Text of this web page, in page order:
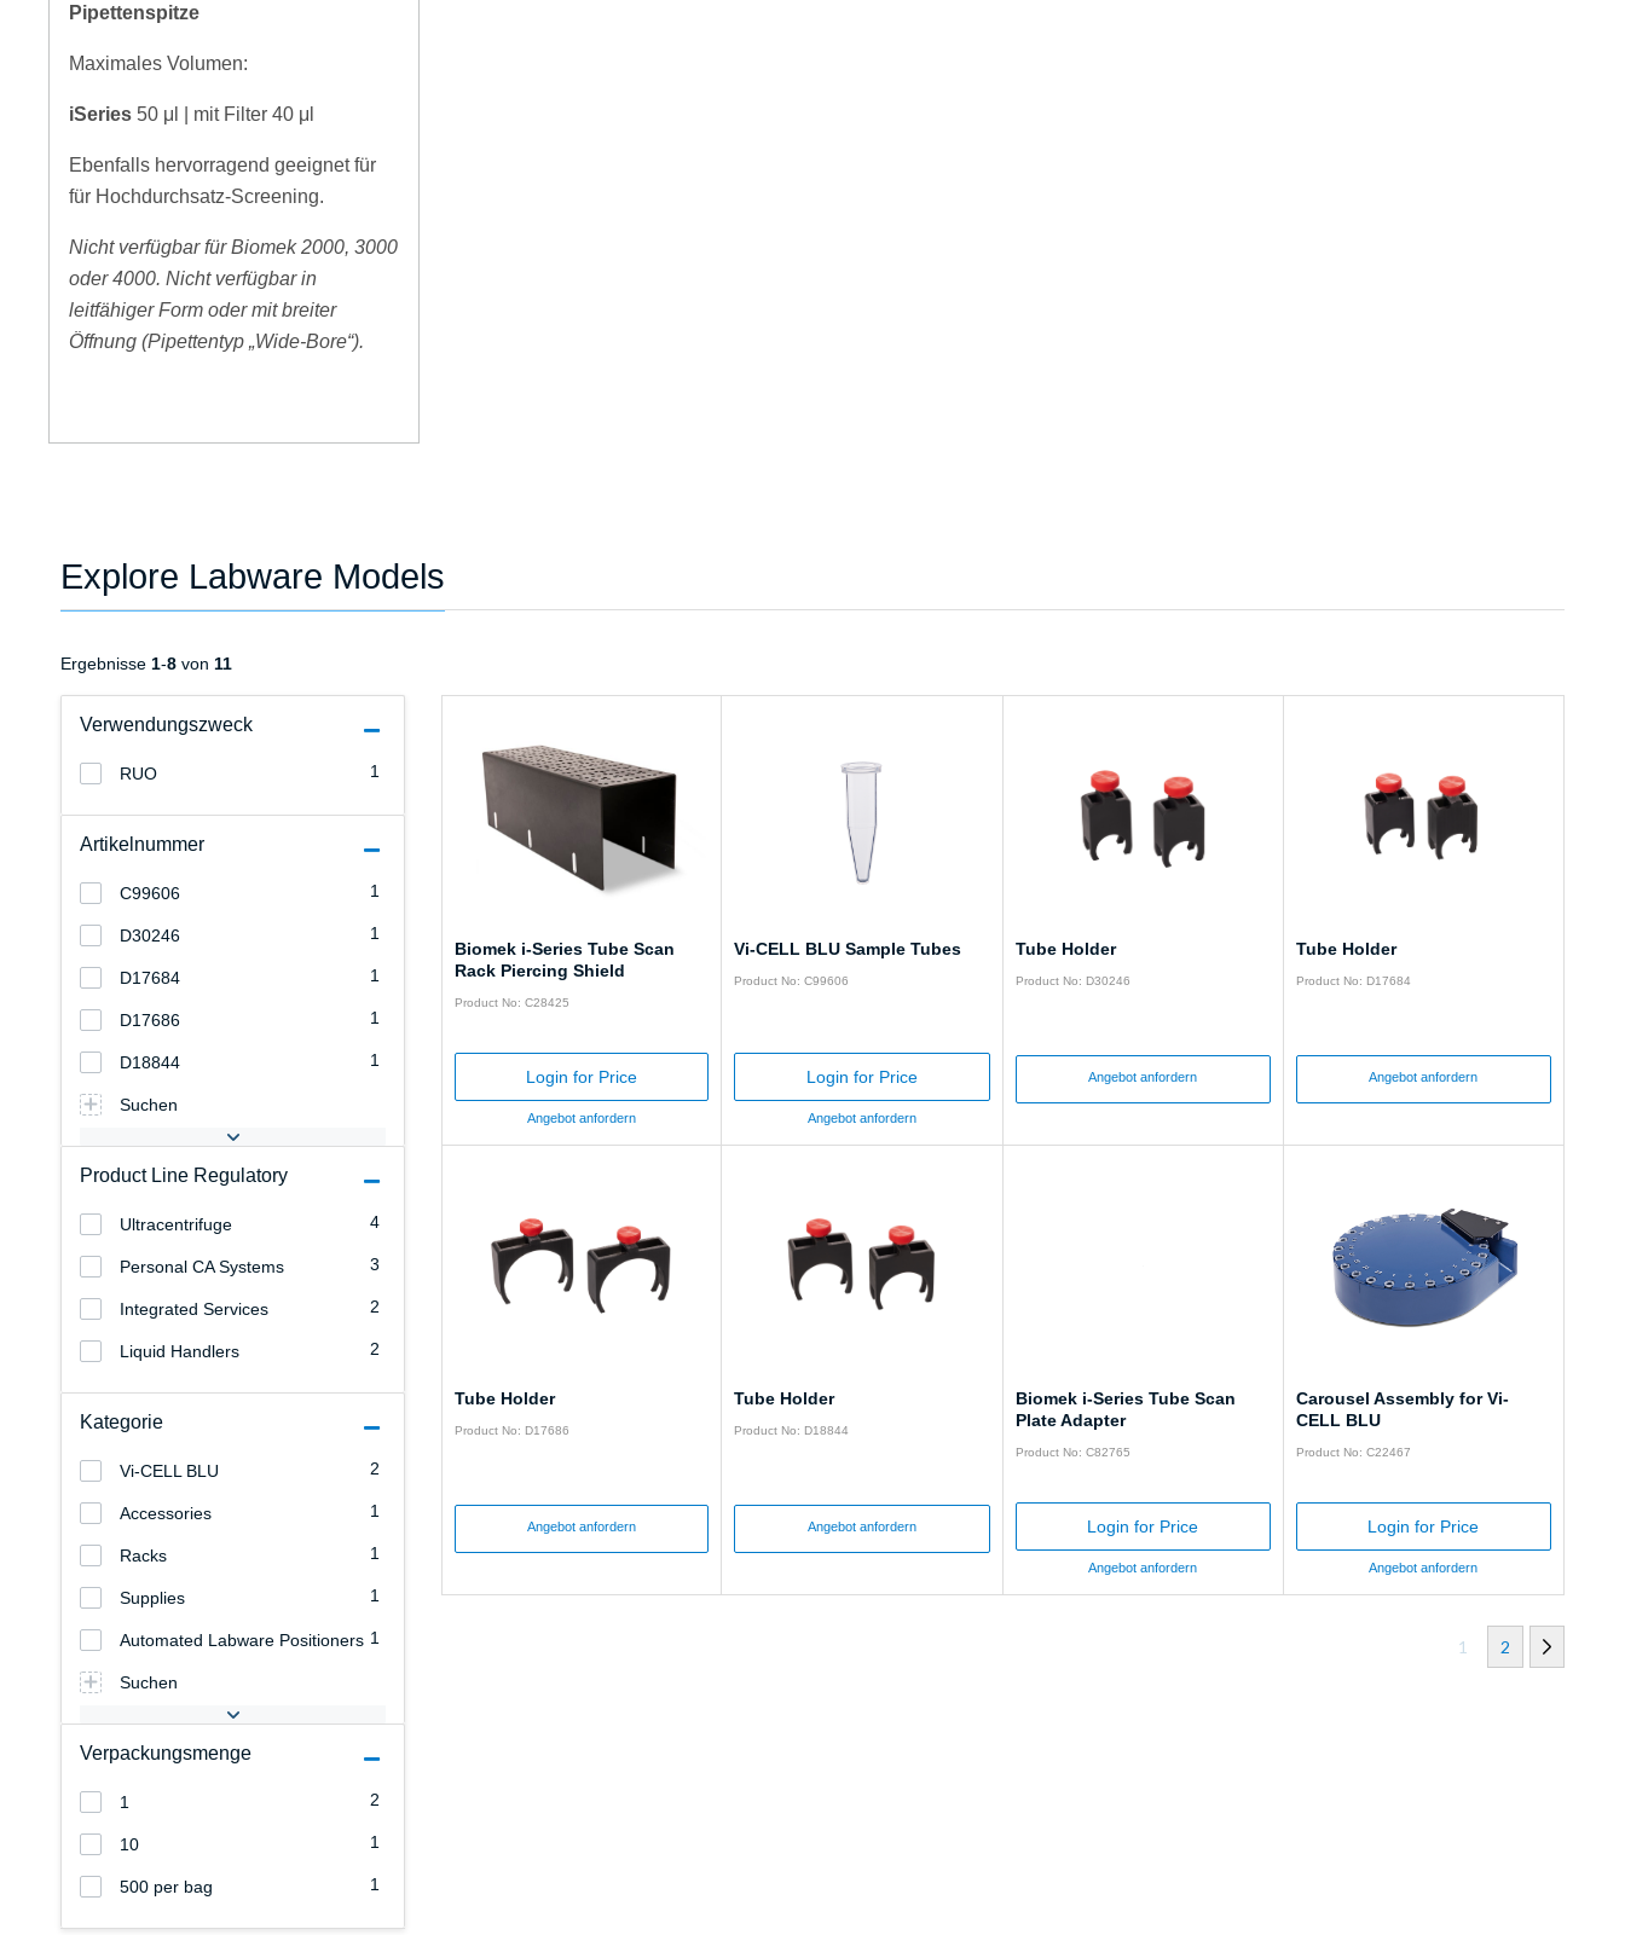
Pipettenspitze
Maximales Volumen:
iSeries 50 μl | mit Filter 40 μl
Ebenfalls hervorragend geeignet für
für Hochdurchsatz-Screening.
Nicht verfügbar für Biomek 2000, 3000
oder 4000. Nicht verfügbar in
leitfähiger Form oder mit breiter
Öffnung (Pipettentyp „Wide-Bore“).
Explore Labware Models
Verwendungszweck
1
RUO
Artikelnummer
1
C99606
1
D30246
1
D17684
1
D17686
1
D18844
Suchen
Product Line Regulatory
4
Ultracentrifuge
3
Personal CA Systems
2
Integrated Services
2
Liquid Handlers
Kategorie
2
Vi-CELL BLU
1
Accessories
1
Racks
1
Supplies
1
Automated Labware Positioners
Suchen
Verpackungsmenge
2
1
1
10
1
500 per bag
Ergebnisse 1-8 von 11
Biomek i-Series Tube Scan
Rack Piercing Shield
Product No: C28425
Login for Price
Angebot anfordern
Vi-CELL BLU Sample Tubes
Product No: C99606
Login for Price
Angebot anfordern
Tube Holder
Product No: D30246
Angebot anfordern
Tube Holder
Product No: D17684
Angebot anfordern
Tube Holder
Product No: D17686
Angebot anfordern
Tube Holder
Product No: D18844
Angebot anfordern
Biomek i-Series Tube Scan
Plate Adapter
Product No: C82765
Login for Price
Angebot anfordern
Carousel Assembly for Vi-
CELL BLU
Product No: C22467
Login for Price
Angebot anfordern
1 2